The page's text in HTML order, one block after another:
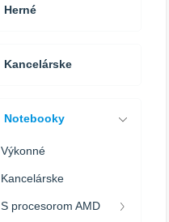
Herné
Kancelárske
Notebooky
Výkonné
Kancelárske
S procesorom AMD